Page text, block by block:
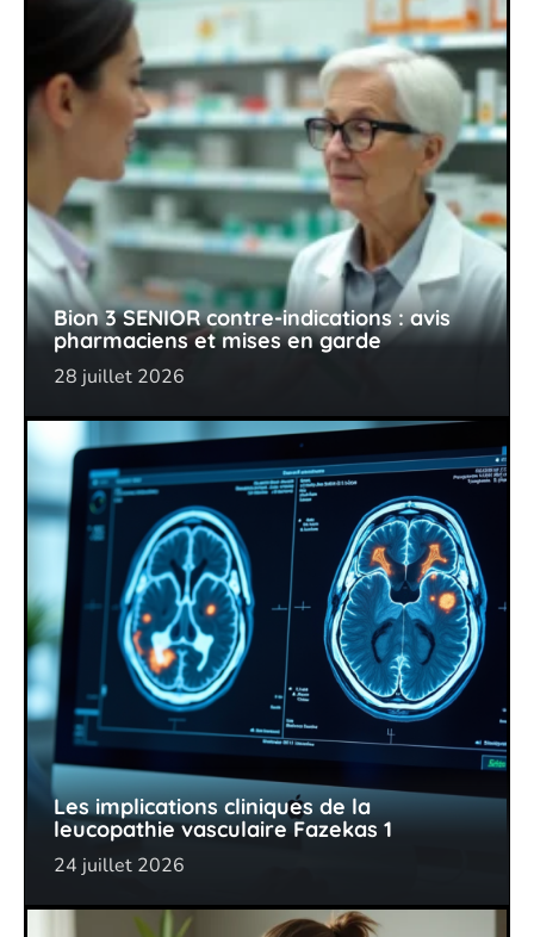
Bion 3 SENIOR contre-indications : avis
pharmaciens et mises en garde
28 juillet 2026
Les implications cliniques de la
leucopathie vasculaire Fazekas 1
24 juillet 2026